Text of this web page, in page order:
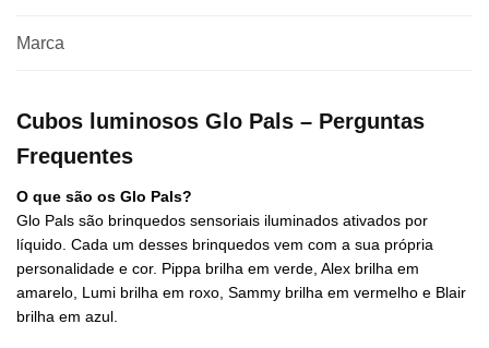
Marca
Cubos luminosos Glo Pals – Perguntas
Frequentes
O que são os Glo Pals?
Glo Pals são brinquedos sensoriais iluminados ativados por
líquido. Cada um desses brinquedos vem com a sua própria
personalidade e cor. Pippa brilha em verde, Alex brilha em
amarelo, Lumi brilha em roxo, Sammy brilha em vermelho e Blair
brilha em azul.